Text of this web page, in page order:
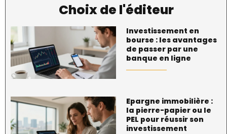
Choix de l'éditeur
Investissement en
bourse : les avantages
de passer par une
banque en ligne
Epargne immobilière :
la pierre-papier ou le
PEL pour réussir son
investissement